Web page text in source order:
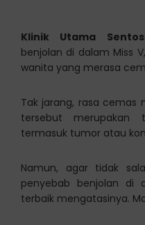
Klinik Utama
benjolan di dalam Miss
wanita yang merasa
Tak jarang, rasa cemas
tersebut merupakan
termasuk tumor atau
Namun, agar tidak
penyebab benjolan di
terbaik mengatasinya.